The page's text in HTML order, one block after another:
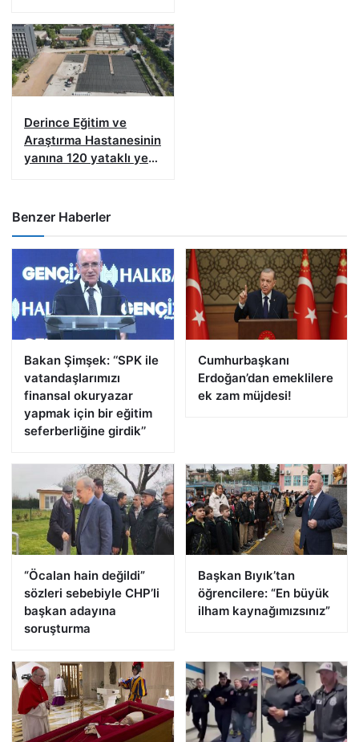
Derince Eğitim ve
Araştırma Hastanesinin
yanına 120 yataklı yeni
Benzer Haberler
Bakan Şimşek: ‘‘SPK ile
vatandaşlarımızı
finansal okuryazar
yapmak için bir eğitim
seferberliğine girdik’’
Cumhurbaşkanı
Erdoğan’dan emeklilere
ek zam müjdesi!
“Öcalan hain değildi”
sözleri sebebiyle CHP’li
başkan adayına
soruşturma
Başkan Bıyık’tan
öğrencilere: “En büyük
ilham kaynağımızsınız”